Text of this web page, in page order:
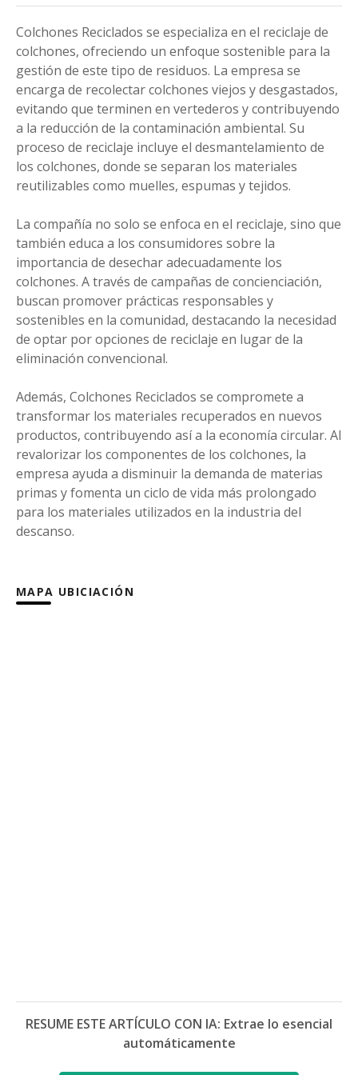
Colchones Reciclados se especializa en el reciclaje de
colchones, ofreciendo un enfoque sostenible para la
gestión de este tipo de residuos. La empresa se
encarga de recolectar colchones viejos y desgastados,
evitando que terminen en vertederos y contribuyendo
a la reducción de la contaminación ambiental. Su
proceso de reciclaje incluye el desmantelamiento de
los colchones, donde se separan los materiales
reutilizables como muelles, espumas y tejidos.
La compañía no solo se enfoca en el reciclaje, sino que
también educa a los consumidores sobre la
importancia de desechar adecuadamente los
colchones. A través de campañas de concienciación,
buscan promover prácticas responsables y
sostenibles en la comunidad, destacando la necesidad
de optar por opciones de reciclaje en lugar de la
eliminación convencional.
Además, Colchones Reciclados se compromete a
transformar los materiales recuperados en nuevos
productos, contribuyendo así a la economía circular. Al
revalorizar los componentes de los colchones, la
empresa ayuda a disminuir la demanda de materias
primas y fomenta un ciclo de vida más prolongado
para los materiales utilizados en la industria del
descanso.
MAPA UBICIACIÓN
RESUME ESTE ARTÍCULO CON IA: Extrae lo esencial
automáticamente